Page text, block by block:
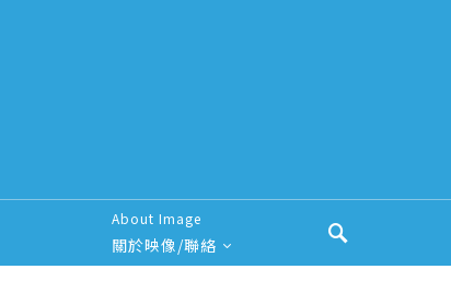
About Image
關於映像/聯絡